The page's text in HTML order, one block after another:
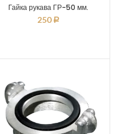
Гайка рукава ГР-50 мм.
250 Р